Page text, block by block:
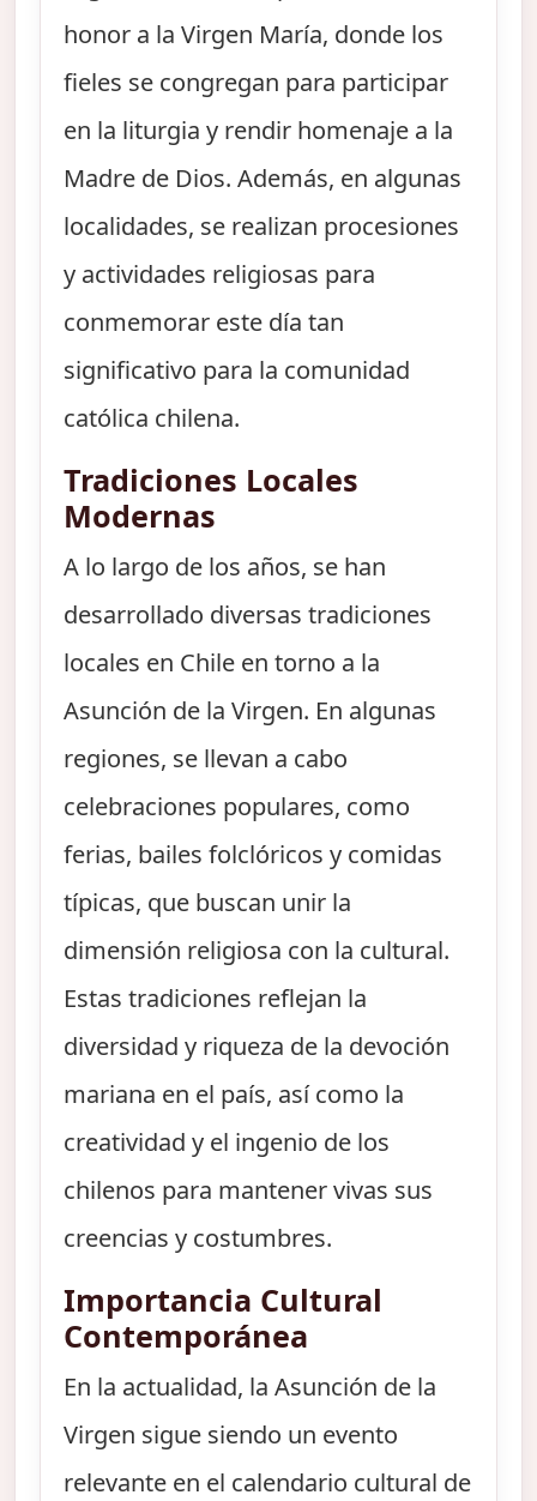
honor a la Virgen María, donde los
fieles se congregan para participar
en la liturgia y rendir homenaje a la
Madre de Dios. Además, en algunas
localidades, se realizan procesiones
y actividades religiosas para
conmemorar este día tan
significativo para la comunidad
católica chilena.
Tradiciones Locales
Modernas
A lo largo de los años, se han
desarrollado diversas tradiciones
locales en Chile en torno a la
Asunción de la Virgen. En algunas
regiones, se llevan a cabo
celebraciones populares, como
ferias, bailes folclóricos y comidas
típicas, que buscan unir la
dimensión religiosa con la cultural.
Estas tradiciones reflejan la
diversidad y riqueza de la devoción
mariana en el país, así como la
creatividad y el ingenio de los
chilenos para mantener vivas sus
creencias y costumbres.
Importancia Cultural
Contemporánea
En la actualidad, la Asunción de la
Virgen sigue siendo un evento
relevante en el calendario cultural de